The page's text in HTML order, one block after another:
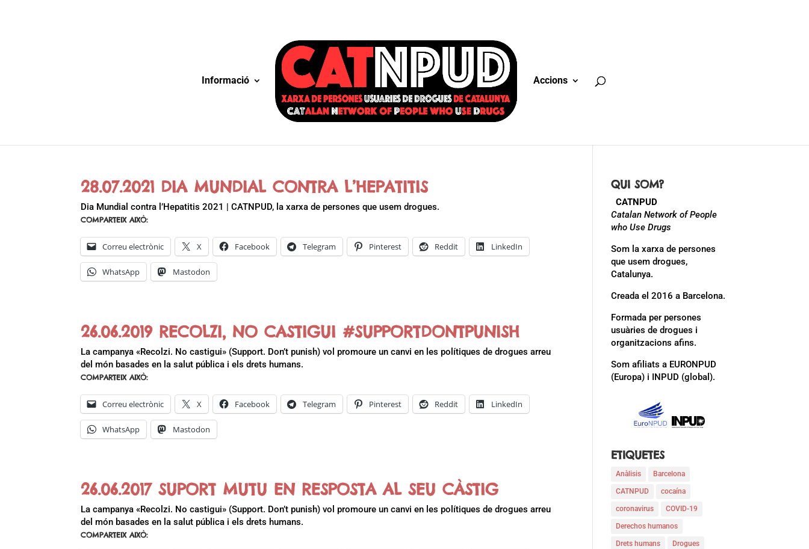
Informació Accions
28.07.2021 DIA MUNDIAL CONTRA L’HEPATITIS
Dia Mundial contra l’Hepatitis 2021 | CATNPUD, la xarxa de persones que usem drogues.
COMPARTEIX AIXÒ:
Correu electrònic X Facebook Telegram Pinterest Reddit LinkedIn
WhatsApp Mastodon
26.06.2019 RECOLZI, NO CASTIGUI #SUPPORTDONTPUNISH
La campanya «Recolzi. No castigui» (Support. Don’t punish) vol promoure un canvi en les polítiques de drogues arreu
del món basades en la salut pública i els drets humans.
COMPARTEIX AIXÒ:
Correu electrònic X Facebook Telegram Pinterest Reddit LinkedIn
WhatsApp Mastodon
26.06.2017 SUPORT MUTU EN RESPOSTA AL SEU CÀSTIG
La campanya «Recolzi. No castigui» (Support. Don’t punish) vol promoure un canvi en les polítiques de drogues arreu
del món basades en la salut pública i els drets humans.
COMPARTEIX AIXÒ:
QUI SOM?
CATNPUD
Catalan Network of People
who Use Drugs
Som la xarxa de persones
que usem drogues,
Catalunya.
Creada el 2016 a Barcelona.
Formada per persones
usuàries de drogues i
organitzacions afins.
Som afiliats a EURONPUD
(Europa) i INPUD (global).
ETIQUETES
Anàlisis Barcelona
CATNPUD cocaína
coronavirus COVID-19
Derechos humanos
Drets humans Drogues